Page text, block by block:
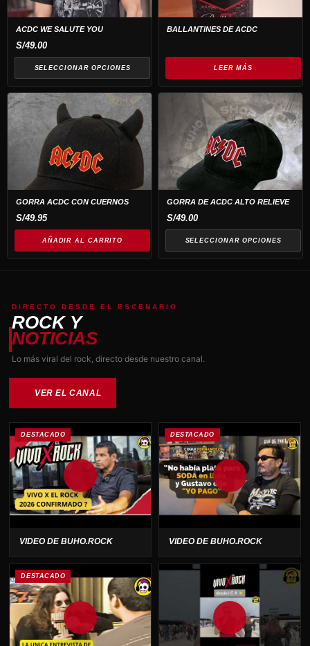
ACDC WE SALUTE YOU
S/49.00
SELECCIONAR OPCIONES
Las
opciones
se
pueden
elegir
en
la
página
de
producto
BALLANTINES DE ACDC
LEER MÁS
GORRA ACDC CON CUERNOS
S/49.95
AÑADIR AL CARRITO
GORRA DE ACDC ALTO RELIEVE
S/49.00
SELECCIONAR OPCIONES
producto
múltiples
variantes.
Las
opciones
se
pueden
elegir
DIRECTO DESDE EL ESCENARIO
ROCK Y
NOTICIAS
Lo más viral del rock, directo desde nuestro canal.
VER EL CANAL
DESTACADO
VIDEO DE BUHO.ROCK
DESTACADO
VIDEO DE BUHO.ROCK
DESTACADO